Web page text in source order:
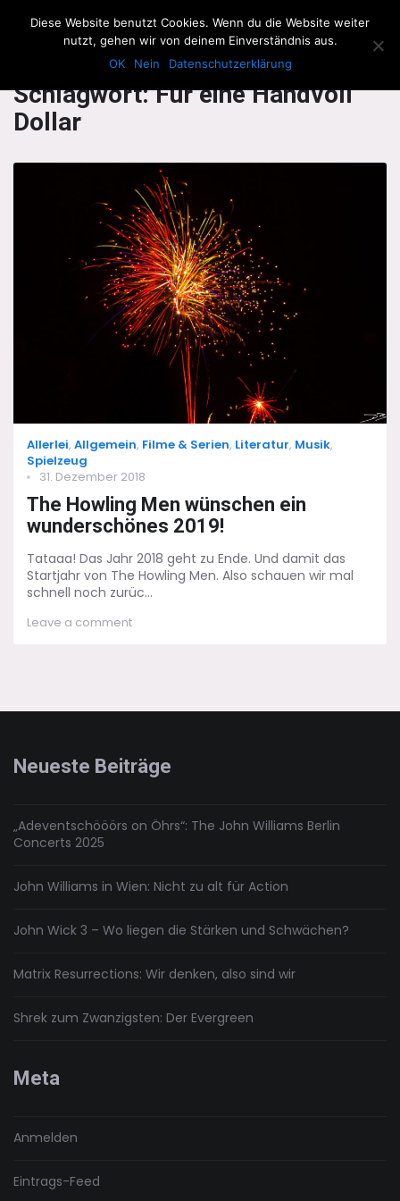
The Howling Men
Schlagwort:Für eine Handvoll
Dollar
Categories
Allerlei, Allgemein, Filme & Serien, Literatur, Musik,
Spielzeug
Posted
on
31. Dezember 2018
The Howling Men wünschen ein
wunderschönes 2019!
Tataaa! Das Jahr 2018 geht zu Ende. Und damit das
Startjahr von The Howling Men. Also schauen wir mal
schnell noch zurüc...
Leave a commenton
Neueste Beiträge
„Adeventschööörs on Öhrs“: The John Williams Berlin
Concerts 2025
John Williams in Wien: Nicht zu alt für Action
John Wick 3 – Wo liegen die Stärken und Schwächen?
Matrix Resurrections: Wir denken, also sind wir
Shrek zum Zwanzigsten: Der Evergreen
Meta
Anmelden
Eintrags-Feed
Diese Website benutzt Cookies. Wenn du die Website weiter
nutzt, gehen wir von deinem Einverständnis aus.
OK
Nein Datenschutzerklärung